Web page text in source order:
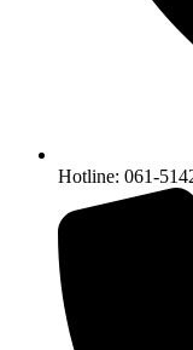
Hotline: 061-